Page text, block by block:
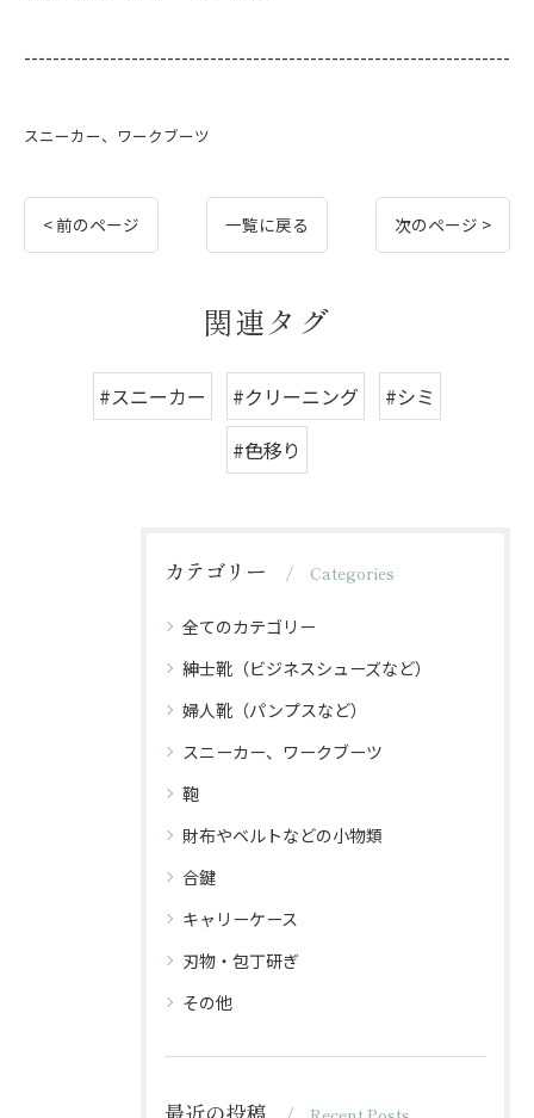
--------------------------------------------------------------------
スニーカー、ワークブーツ
< 前のページ 一覧に戻る 次のページ >
関連タグ
#スニーカー #クリーニング
#シミ
#色移り
カテゴリー Categories
全てのカテゴリー
紳士靴（ビジネスシューズなど）
婦人靴（パンプスなど）
スニーカー、ワークブーツ
鞄
財布やベルトなどの小物類
合鍵
キャリーケース
刃物・包丁研ぎ
その他